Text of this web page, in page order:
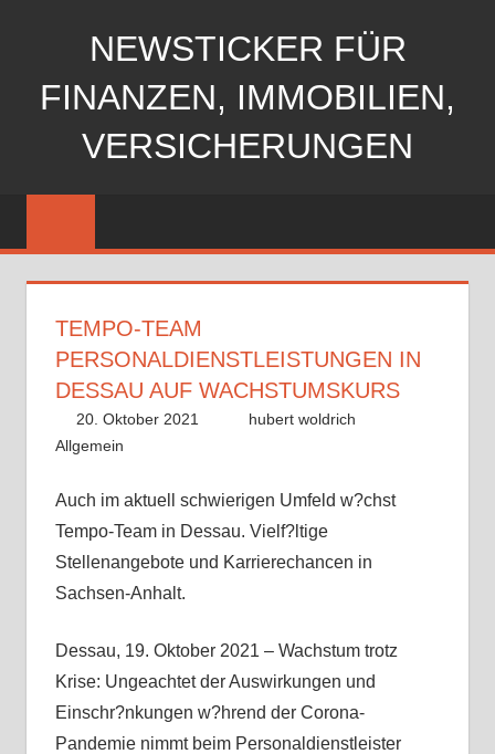
NEWSTICKER FÜR
FINANZEN, IMMOBILIEN,
VERSICHERUNGEN
TEMPO-TEAM
PERSONALDIENSTLEISTUNGEN IN
DESSAU AUF WACHSTUMSKURS
20. Oktober 2021
hubert woldrich
Allgemein
Auch im aktuell schwierigen Umfeld w?chst
Tempo-Team in Dessau. Vielf?ltige
Stellenangebote und Karrierechancen in
Sachsen-Anhalt.
Dessau, 19. Oktober 2021 – Wachstum trotz
Krise: Ungeachtet der Auswirkungen und
Einschr?nkungen w?hrend der Corona-
Pandemie nimmt beim Personaldienstleister